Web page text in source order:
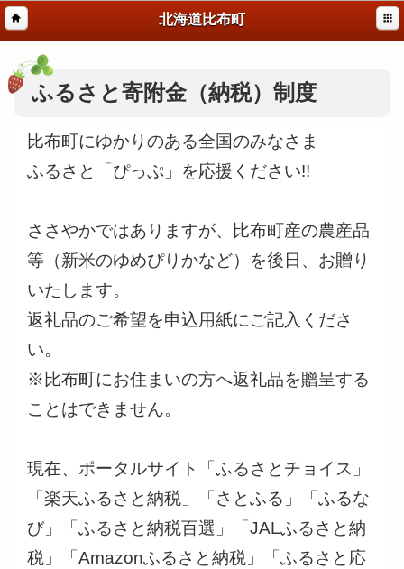
北海道比布町
ふるさと寄附金（納税）制度
比布町にゆかりのある全国のみなさま
ふるさと「ぴっぷ」を応援ください!!
ささやかではありますが、比布町産の農産品
等（新米のゆめぴりかなど）を後日、お贈り
いたします。
返礼品のご希望を申込用紙にご記入くださ
い。
※比布町にお住まいの方へ返礼品を贈呈する
ことはできません。
現在、ポータルサイト「ふるさとチョイス」
「楽天ふるさと納税」「さとふる」「ふるな
び」「ふるさと納税百選」「JALふるさと納
税」「Amazonふるさと納税」「ふるさと応